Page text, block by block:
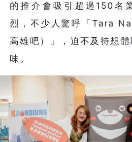
的推介會吸引超過150名
烈，不少人驚呼「Tara
高雄吧）」，迫不及待想
味。